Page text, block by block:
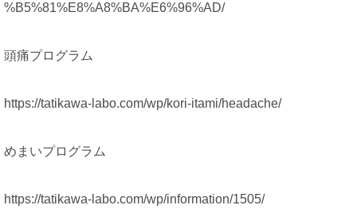
%B5%81%E8%A8%BA%E6%96%AD/
頭痛プログラム
https://tatikawa-labo.com/wp/kori-itami/headache/
めまいプログラム
https://tatikawa-labo.com/wp/information/1505/